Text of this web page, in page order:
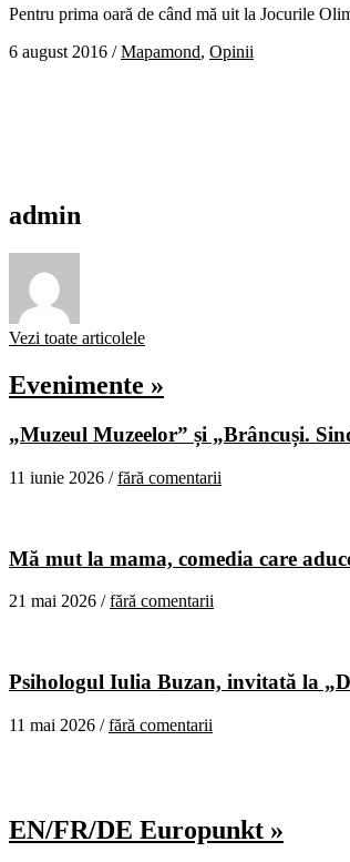
Pentru prima oară de când mă uit la Jocurile
6 august 2016 /Mapamond, Opinii
admin
Vezi toate articolele
Evenimente »
„Muzeul Muzeelor” și „Brâncuși.
11 iunie 2026 /fără comentarii
Mă mut la mama, comedia care
21 mai 2026 /fără comentarii
Psihologul Iulia Buzan, invitată la
11 mai 2026 /fără comentarii
EN/FR/DE Europunkt »